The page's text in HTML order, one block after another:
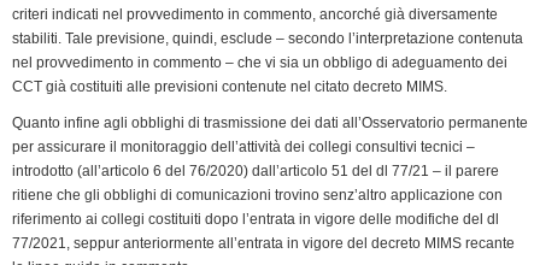
criteri indicati nel provvedimento in commento, ancorché già diversamente
stabiliti. Tale previsione, quindi, esclude – secondo l’interpretazione contenuta
nel provvedimento in commento – che vi sia un obbligo di adeguamento dei
CCT già costituiti alle previsioni contenute nel citato decreto MIMS.
Quanto infine agli obblighi di trasmissione dei dati all’Osservatorio permanente
per assicurare il monitoraggio dell’attività dei collegi consultivi tecnici –
introdotto (all’articolo 6 del 76/2020) dall’articolo 51 del dl 77/21 – il parere
ritiene che gli obblighi di comunicazioni trovino senz’altro applicazione con
riferimento ai collegi costituiti dopo l’entrata in vigore delle modifiche del dl
77/2021, seppur anteriormente all’entrata in vigore del decreto MIMS recante